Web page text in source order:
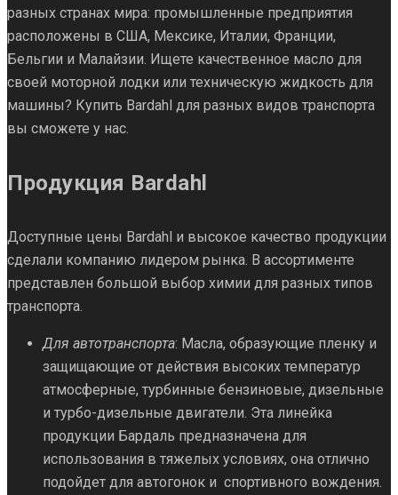
разных странах мира: промышленные предприятия
расположены в США, Мексике, Италии, Франции,
Бельгии и Малайзии. Ищете качественное масло для
своей моторной лодки или техническую жидкость для
машины? Купить Bardahl для разных видов транспорта
вы сможете у нас.
Продукция Bardahl
Доступные цены Bardahl и высокое качество продукции
сделали компанию лидером рынка. В ассортименте
представлен большой выбор химии для разных типов
транспорта.
Для автотранспорта: Масла, образующие пленку и
защищающие от действия высоких температур
атмосферные, турбинные бензиновые, дизельные
и турбо-дизельные двигатели. Эта линейка
продукции Бардаль предназначена для
использования в тяжелых условиях, она отлично
подойдет для автогонок и спортивного вождения.